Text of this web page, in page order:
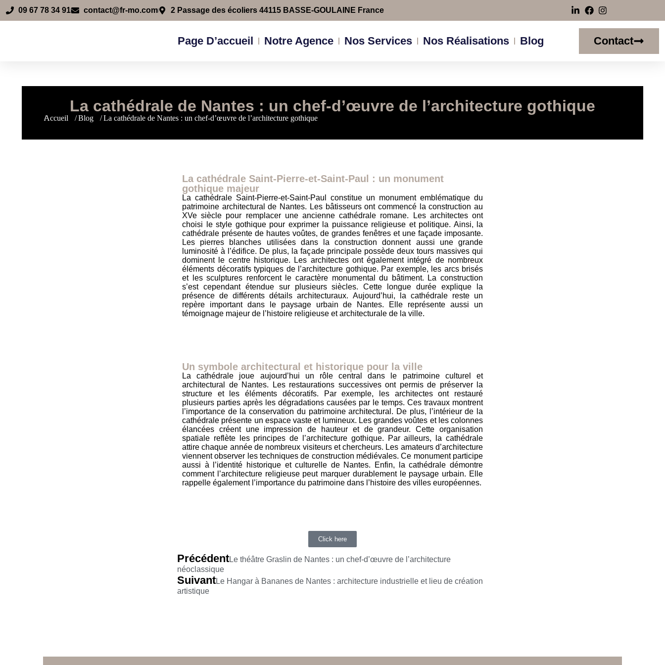
09 67 78 34 91 contact@fr-mo.com 2 Passage des écoliers 44115 BASSE-GOULAINE France
Page D’accueil Notre Agence Nos Services Nos Réalisations Blog Contact
La cathédrale de Nantes : un chef-d’œuvre de l’architecture gothique
Vous êtes ici :
Accueil Blog La cathédrale de Nantes : un chef-d’œuvre de l’architecture gothique
La cathédrale Saint-Pierre-et-Saint-Paul : un monument
gothique majeur
La cathédrale Saint-Pierre-et-Saint-Paul constitue un monument emblématique du
patrimoine architectural de Nantes. Les bâtisseurs ont commencé la construction au
XVe siècle pour remplacer une ancienne cathédrale romane. Les architectes ont
choisi le style gothique pour exprimer la puissance religieuse et politique. Ainsi, la
cathédrale présente de hautes voûtes, de grandes fenêtres et une façade imposante.
Les pierres blanches utilisées dans la construction donnent aussi une grande
luminosité à l’édifice. De plus, la façade principale possède deux tours massives qui
dominent le centre historique. Les architectes ont également intégré de nombreux
éléments décoratifs typiques de l’architecture gothique. Par exemple, les arcs brisés
et les sculptures renforcent le caractère monumental du bâtiment. La construction
s’est cependant étendue sur plusieurs siècles. Cette longue durée explique la
présence de différents détails architecturaux. Aujourd’hui, la cathédrale reste un
repère important dans le paysage urbain de Nantes. Elle représente aussi un
témoignage majeur de l’histoire religieuse et architecturale de la ville.
Un symbole architectural et historique pour la ville
La cathédrale joue aujourd’hui un rôle central dans le patrimoine culturel et
architectural de Nantes. Les restaurations successives ont permis de préserver la
structure et les éléments décoratifs. Par exemple, les architectes ont restauré
plusieurs parties après les dégradations causées par le temps. Ces travaux montrent
l’importance de la conservation du patrimoine architectural. De plus, l’intérieur de la
cathédrale présente un espace vaste et lumineux. Les grandes voûtes et les colonnes
élancées créent une impression de hauteur et de grandeur. Cette organisation
spatiale reflète les principes de l’architecture gothique. Par ailleurs, la cathédrale
attire chaque année de nombreux visiteurs et chercheurs. Les amateurs d’architecture
viennent observer les techniques de construction médiévales. Ce monument participe
aussi à l’identité historique et culturelle de Nantes. Enfin, la cathédrale démontre
comment l’architecture religieuse peut marquer durablement le paysage urbain. Elle
rappelle également l’importance du patrimoine dans l’histoire des villes européennes.
Click here
PrécédentLe théâtre Graslin de Nantes : un chef-d’œuvre de l’architecture
néoclassique
SuivantLe Hangar à Bananes de Nantes : architecture industrielle et lieu de création
artistique